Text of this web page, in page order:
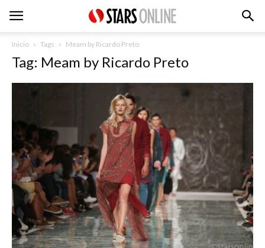
Inicio Tags Meam by Ricardo Preto
Tag: Meam by Ricardo Preto